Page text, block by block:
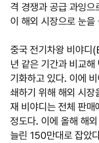
격 경쟁과 공급 과잉
이 해외 시장으로 눈
중국 전기차왕 비야디
년 같은 기간과 비교
기화하고 있다. 이에
쇄하기 위해 해외 시장
재 비야디는 전체 판
정도다. 이에 올해 해
늘린 150만대로 잡았